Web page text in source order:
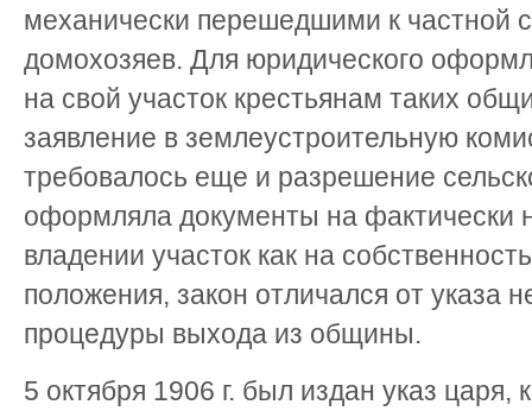
механически перешедшими к частной
домохозяев. Для юридического
на свой участок крестьянам таких
заявление в землеустроительную
требовалось еще и разрешение
оформляла документы на фактически
владении участок как на
положения, закон отличался от указа
процедуры выхода из общины.
5 октября 1906 г. был издан указ царя,